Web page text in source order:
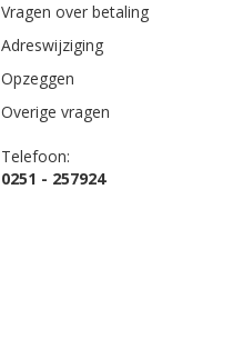
Vragen over betaling
Adreswijziging
Opzeggen
Overige vragen
Telefoon:
0251 - 257924